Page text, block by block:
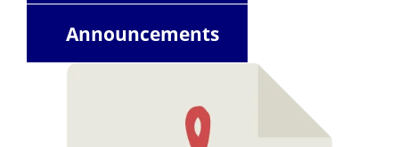
Announcements